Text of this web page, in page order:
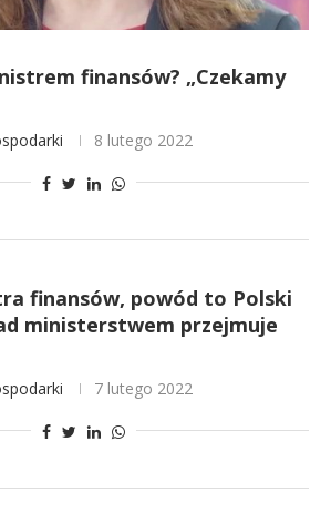
finansów? „Czekamy
8 lutego 2022
finansów, powód to Polski
ministerstwem przejmuje
7 lutego 2022